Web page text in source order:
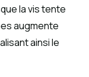
la vis tente
augmente
ainsi le